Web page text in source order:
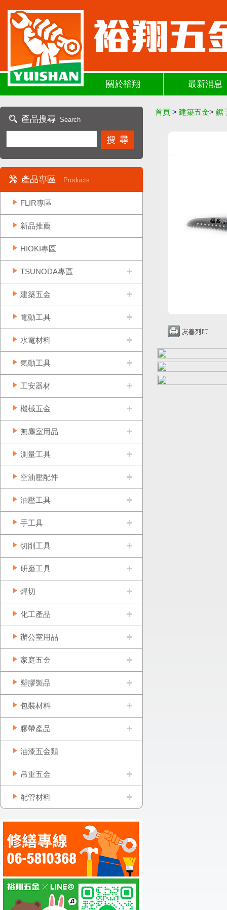
關於裕翔 最新消息
產品搜尋 Search
產品專區 Products
FLIR專區
新品推薦
HIOKI專區
TSUNODA專區
建築五金
電動工具
水電材料
氣動工具
工安器材
機械五金
無塵室用品
測量工具
空油壓配件
油壓工具
手工具
切削工具
研磨工具
焊切
化工產品
辦公室用品
家庭五金
塑膠製品
包裝材料
膠帶產品
油漆五金類
吊重五金
配管材料
首頁 > 建築五金> 鋸